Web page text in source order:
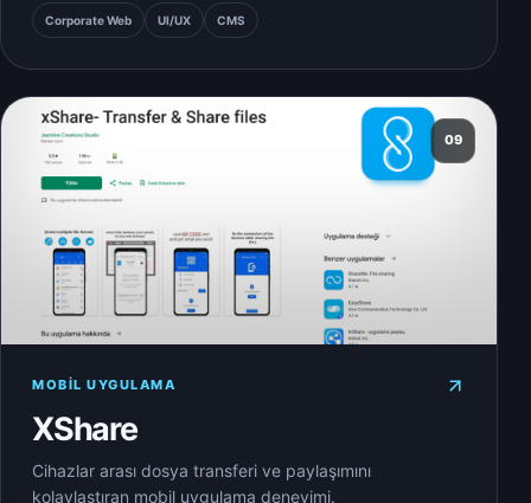
Corporate Web UI/UX CMS
09
MOBIL UYGULAMA
XShare
Cihazlar arası dosya transferi ve paylaşımını
kolaylaştıran mobil uygulama deneyimi.